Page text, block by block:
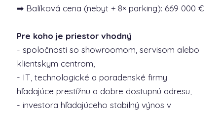
➡ Balíková cena (nebyt + 8× parking): 669 000 €
Pre koho je priestor vhodný
- spoločnosti so showroomom, servisom alebo
klientskym centrom,
- IT, technologické a poradenské firmy
hľadajúce prestížnu a dobre dostupnú adresu,
- investora hľadajúceho stabilný výnos v